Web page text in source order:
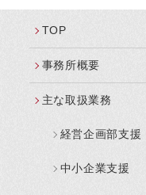
TOP
事務所概要
主な取扱業務
経営企画部支援
中小企業支援